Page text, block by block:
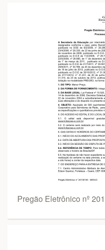
Pregão Eletrônico nº